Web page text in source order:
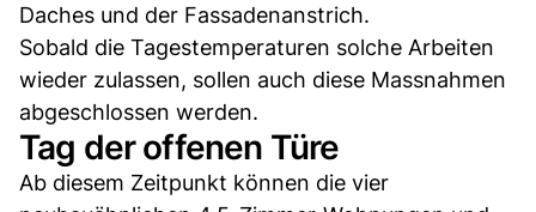
Daches und der Fassadenanstrich.
Sobald die Tagestemperaturen solche Arbeiten
wieder zulassen, sollen auch diese Massnahmen
abgeschlossen werden.
Tag der offenen Türe
Ab diesem Zeitpunkt können die vier